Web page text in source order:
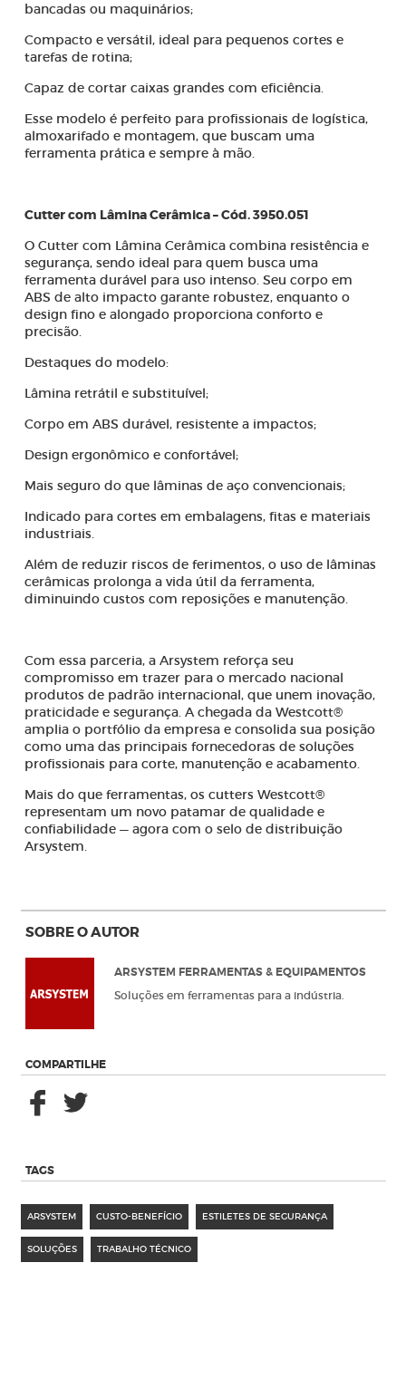
bancadas ou maquinários;
Compacto e versátil, ideal para pequenos cortes e
tarefas de rotina;
Capaz de cortar caixas grandes com eficiência.
Esse modelo é perfeito para profissionais de logística,
almoxarifado e montagem, que buscam uma
ferramenta prática e sempre à mão.
Cutter com Lâmina Cerâmica – Cód. 3950.051
O Cutter com Lâmina Cerâmica combina resistência e
segurança, sendo ideal para quem busca uma
ferramenta durável para uso intenso. Seu corpo em
ABS de alto impacto garante robustez, enquanto o
design fino e alongado proporciona conforto e
precisão.
Destaques do modelo:
Lâmina retrátil e substituível;
Corpo em ABS durável, resistente a impactos;
Design ergonômico e confortável;
Mais seguro do que lâminas de aço convencionais;
Indicado para cortes em embalagens, fitas e materiais
industriais.
Além de reduzir riscos de ferimentos, o uso de lâminas
cerâmicas prolonga a vida útil da ferramenta,
diminuindo custos com reposições e manutenção.
Com essa parceria, a Arsystem reforça seu
compromisso em trazer para o mercado nacional
produtos de padrão internacional, que unem inovação,
praticidade e segurança. A chegada da Westcott®
amplia o portfólio da empresa e consolida sua posição
como uma das principais fornecedoras de soluções
profissionais para corte, manutenção e acabamento.
Mais do que ferramentas, os cutters Westcott®
representam um novo patamar de qualidade e
confiabilidade — agora com o selo de distribuição
Arsystem.
SOBRE O AUTOR
ARSYSTEM FERRAMENTAS & EQUIPAMENTOS
Soluções em ferramentas para a indústria.
COMPARTILHE
TAGS
ARSYSTEM CUSTO-BENEFÍCIO ESTILETES DE SEGURANÇA
SOLUÇÕES TRABALHO TÉCNICO